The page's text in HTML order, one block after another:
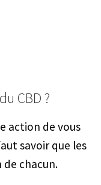
CBD ?
action de vous
savoir que les
chacun.